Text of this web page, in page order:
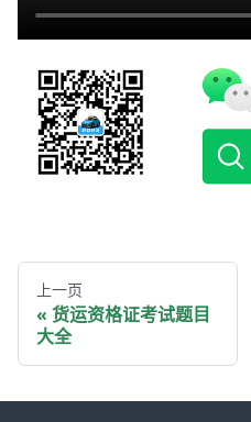
上一页
货运资格证考试题目
大全